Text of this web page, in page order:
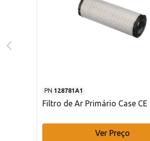
PN 128781A1
Filtro de Ar Primário Case CE
Ver Preço